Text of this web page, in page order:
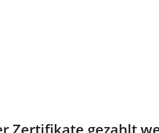
Zertifikate gezahlt